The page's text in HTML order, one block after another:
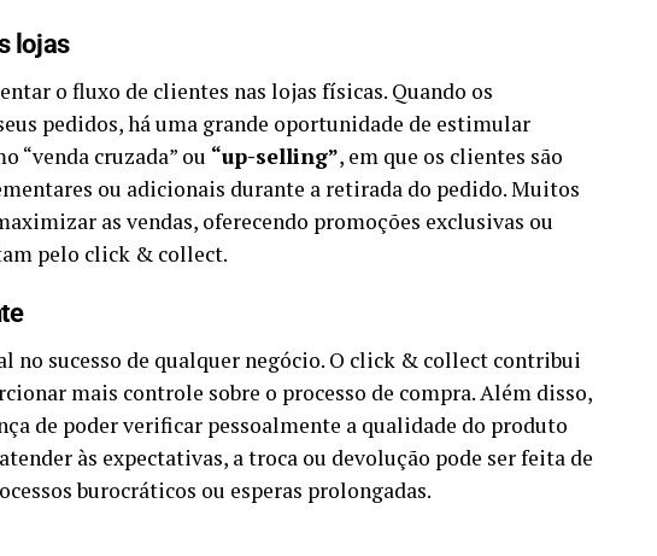
lojas
o fluxo de clientes nas lojas físicas. Quando os
pedidos, há uma grande oportunidade de estimular
“venda cruzada” ou “up-selling”, em que os clientes são
ou adicionais durante a retirada do pedido. Muitos
as vendas, oferecendo promoções exclusivas ou
pelo click & collect.
no sucesso de qualquer negócio. O click & collect contribui
mais controle sobre o processo de compra. Além disso,
de poder verificar pessoalmente a qualidade do produto
às expectativas, a troca ou devolução pode ser feita de
burocráticos ou esperas prolongadas.